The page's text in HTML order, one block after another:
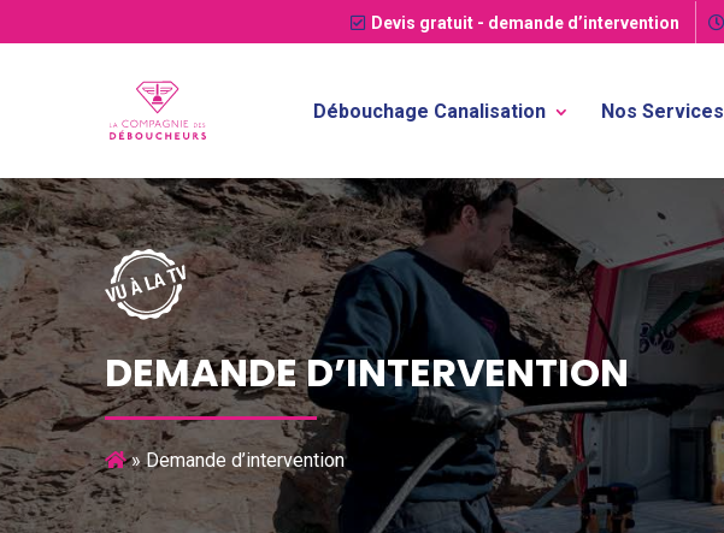
Devis gratuit - demande d’intervention
Débouchage Canalisation Nos Services
DEMANDE D’INTERVENTION
»Demande d’intervention